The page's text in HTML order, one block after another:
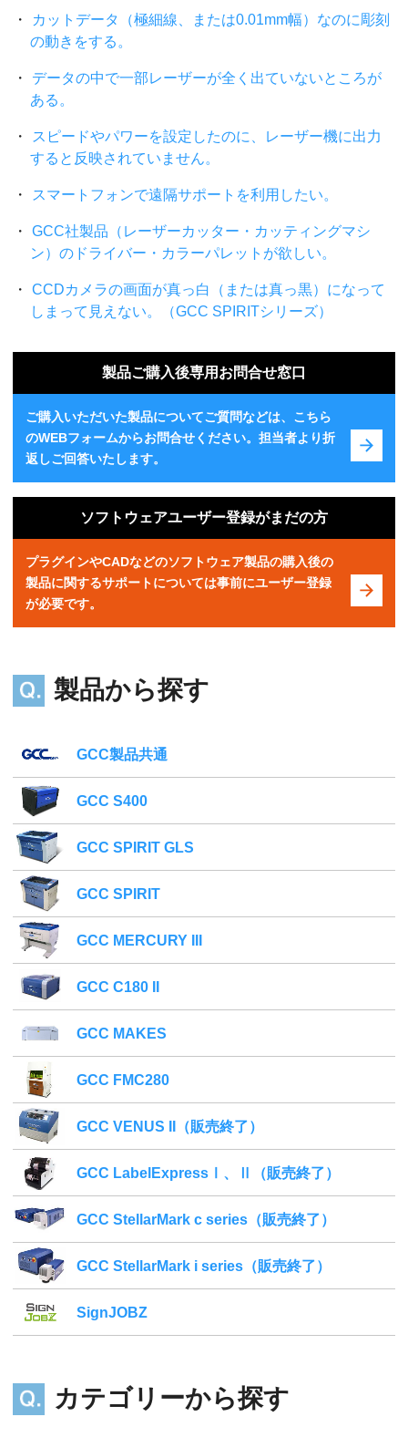
カットデータ（極細線、または0.01mm幅）なのに彫刻
の動きをする。
データの中で一部レーザーが全く出ていないところが
ある。
スピードやパワーを設定したのに、レーザー機に出力
すると反映されていません。
スマートフォンで遠隔サポートを利用したい。
GCC社製品（レーザーカッター・カッティングマシ
ン）のドライバー・カラーパレットが欲しい。
CCDカメラの画面が真っ白（または真っ黒）になって
しまって見えない。（GCC SPIRITシリーズ）
製品ご購入後専用お問合せ窓口
ご購入いただいた製品についてご質問などは、こちら
のWEBフォームからお問合せください。担当者より折
返しご回答いたします。
ソフトウェアユーザー登録がまだの方
プラグインやCADなどのソフトウェア製品の購入後の
製品に関するサポートについては事前にユーザー登録
が必要です。
製品から探す
GCC製品共通
GCC S400
GCC SPIRIT GLS
GCC SPIRIT
GCC MERCURY III
GCC C180 II
GCC MAKES
GCC FMC280
GCC VENUS II（販売終了）
GCC LabelExpressⅠ、Ⅱ（販売終了）
GCC StellarMark c series（販売終了）
GCC StellarMark i series（販売終了）
SignJOBZ
カテゴリーから探す